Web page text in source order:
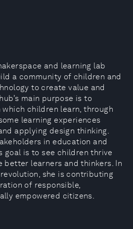
and learning lab
a community of children and
to create value and
main purpose is to
children learn, through
learning experiences
applying design thinking.
in education and
goal is to see children thrive
better learners and thinkers. In
she is contributing
of responsible,
empowered citizens.